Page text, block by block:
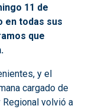
11 de
en todas sus
que
y el
cargado de
volvió a